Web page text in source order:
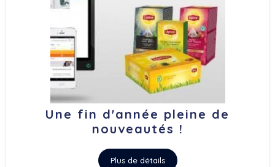
Une fin d'année pleine de
nouveautés !
Plus de détails